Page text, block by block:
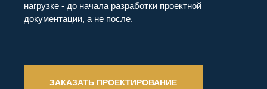
нагрузке - до начала разработки проектной
документации, а не после.
ЗАКАЗАТЬ ПРОЕКТИРОВАНИЕ